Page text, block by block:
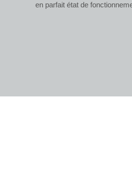
en parfait état de